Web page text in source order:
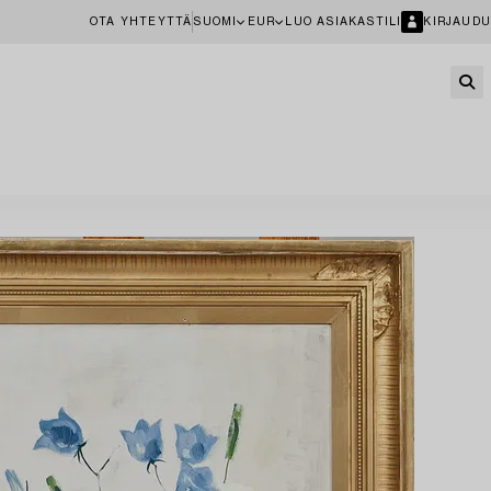
OTA YHTEYTTÄ SUOMI EUR LUO ASIAKASTILI KIRJAUDU